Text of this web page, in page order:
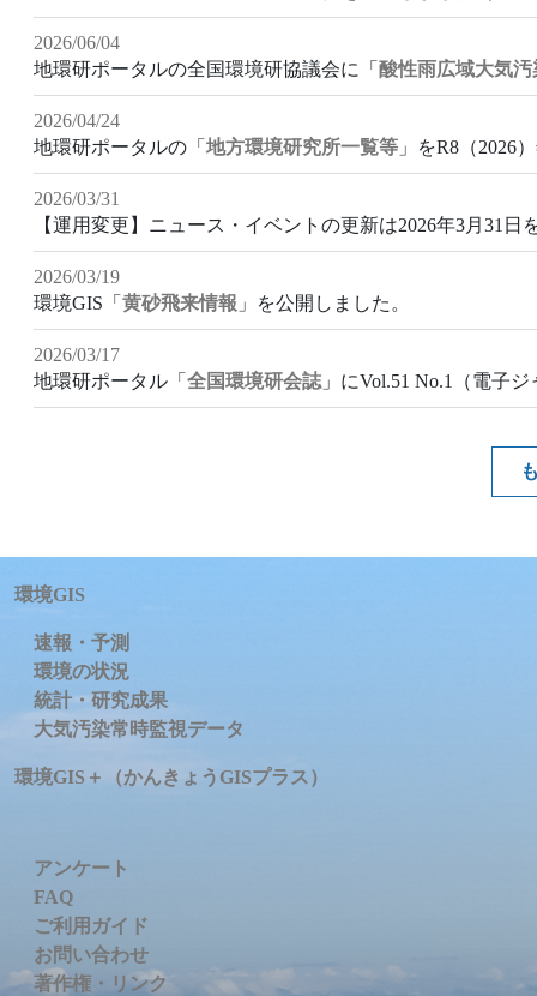
2026/06/04
地環研ポータルの全国環境研協議会に「 酸性雨広域大気
2026/04/24
地環研ポータルの「 地方環境研究所一覧等 」をR8（2026
2026/03/31
【運用変更】ニュース・イベントの更新は2026年3月31日
2026/03/19
環境GIS「 黄砂飛来情報 」を公開しました。
2026/03/17
地環研ポータル「 全国環境研会誌 」にVol.51 No.1（電子
環境GIS
速報・予測
環境の状況
統計・研究成果
大気汚染常時監視データ
環境GIS＋（かんきょうGISプラス）
アンケート
FAQ
ご利用ガイド
お問い合わせ
著作権・リンク